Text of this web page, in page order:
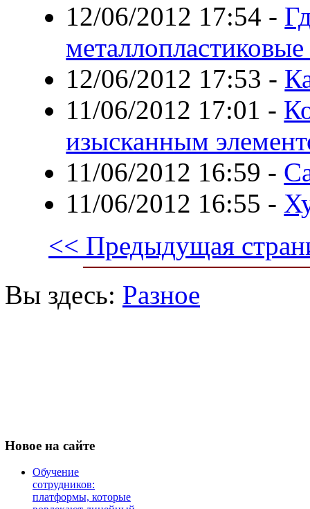
12/06/2012 17:54 -
12/06/2012 17:53 -
11/06/2012 17:01 -
изысканным
11/06/2012 16:59 -
11/06/2012 16:55 -
<< Предыдущая
Вы здесь: Разное
Новое на сайте
Обучение
сотрудников:
платформы, которые